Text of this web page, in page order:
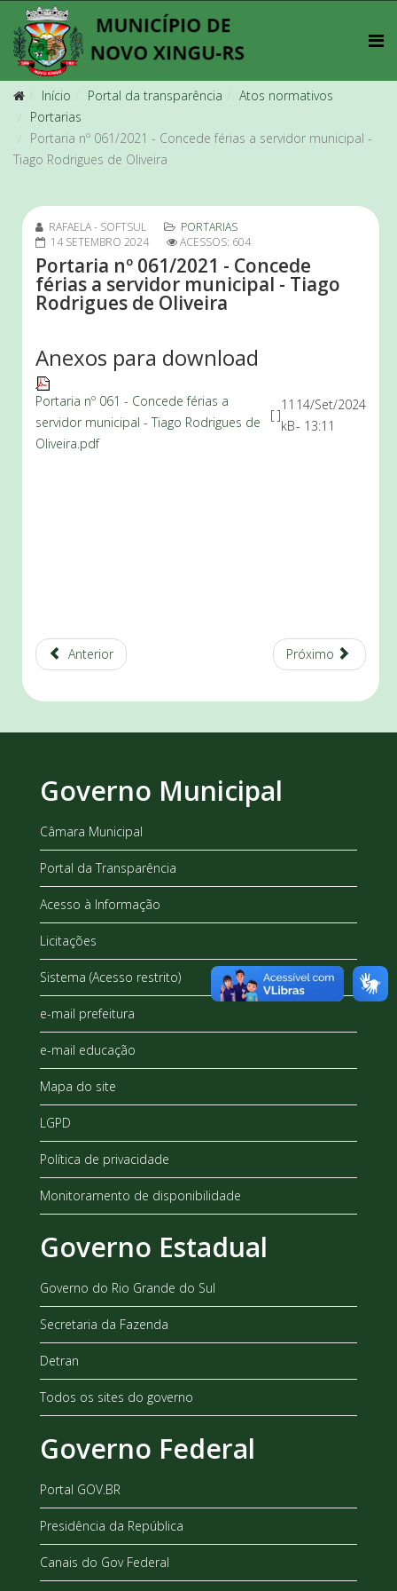
Início Portal da transparência
Atos normativos
Portarias
Portaria nº 061/2021 - Concede férias a servidor municipal -
Tiago Rodrigues de Oliveira
RAFAELA - SOFTSUL
PORTARIAS
14 SETEMBRO 2024
ACESSOS: 604
Portaria nº 061/2021 - Concede
férias a servidor municipal - Tiago
Rodrigues de Oliveira
Anexos para download
Portaria nº 061 - Concede férias a
servidor municipal - Tiago Rodrigues de
Oliveira.pdf
[ ]
11
kB
14/Set/2024
- 13:11
Anterior Próximo
Governo Municipal
Câmara Municipal
Portal da Transparência
Acesso à Informação
Licitações
Sistema (Acesso restrito)
e-mail prefeitura
e-mail educação
Mapa do site
LGPD
Política de privacidade
Monitoramento de disponibilidade
Governo Estadual
Governo do Rio Grande do Sul
Secretaria da Fazenda
Detran
Todos os sites do governo
Governo Federal
Portal GOV.BR
Presidência da República
Canais do Gov Federal